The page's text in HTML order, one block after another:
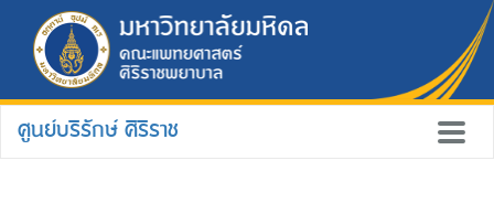
ศูนย์บริรักษ์ ศิริราช